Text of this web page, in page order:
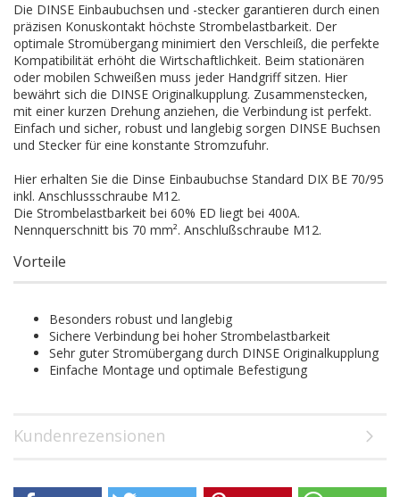
Die DINSE Einbaubuchsen und -stecker garantieren durch einen
präzisen Konuskontakt höchste Strombelastbarkeit. Der
optimale Stromübergang minimiert den Verschleiß, die perfekte
Kompatibilität erhöht die Wirtschaftlichkeit. Beim stationären
oder mobilen Schweißen muss jeder Handgriff sitzen. Hier
bewährt sich die DINSE Originalkupplung. Zusammenstecken,
mit einer kurzen Drehung anziehen, die Verbindung ist perfekt.
Einfach und sicher, robust und langlebig sorgen DINSE Buchsen
und Stecker für eine konstante Stromzufuhr.
Hier erhalten Sie die Dinse Einbaubuchse Standard DIX BE 70/95
inkl. Anschlussschraube M12.
Die Strombelastbarkeit bei 60% ED liegt bei 400A.
Nennquerschnitt bis 70 mm². Anschlußschraube M12.
Vorteile
Besonders robust und langlebig
Sichere Verbindung bei hoher Strombelastbarkeit
Sehr guter Stromübergang durch DINSE Originalkupplung
Einfache Montage und optimale Befestigung
Kundenrezensionen